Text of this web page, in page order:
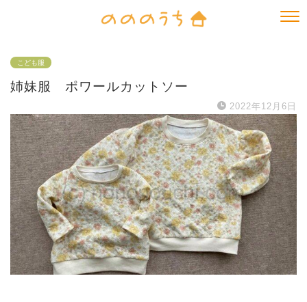
こども服
姉妹服 ポワールカットソー
2022年12月6日